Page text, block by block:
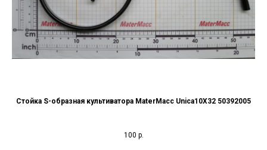
Стойка S-образная культиватора MaterMacc Unica10X32 50392005
100 р.